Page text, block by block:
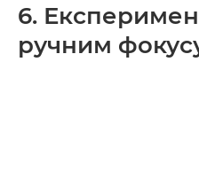
6.
ручним